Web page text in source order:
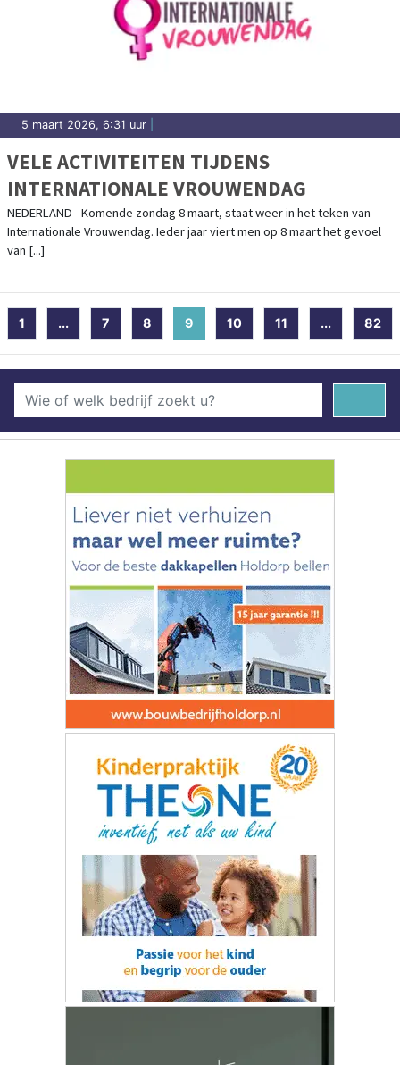
5 maart 2026, 6:31 uur
VELE ACTIVITEITEN TIJDENS
INTERNATIONALE VROUWENDAG
NEDERLAND - Komende zondag 8 maart, staat weer in het teken van
Internationale Vrouwendag. Ieder jaar viert men op 8 maart het gevoel
van [...]
1 ... 7 8 9 (current)
10 11 ... 82